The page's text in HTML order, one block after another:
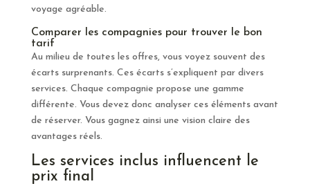
voyage agréable.
Comparer les compagnies pour trouver le bon
tarif
Au milieu de toutes les offres, vous voyez souvent des
écarts surprenants. Ces écarts s’expliquent par divers
services. Chaque compagnie propose une gamme
différente. Vous devez donc analyser ces éléments avant
de réserver. Vous gagnez ainsi une vision claire des
avantages réels.
Les services inclus influencent le
prix final